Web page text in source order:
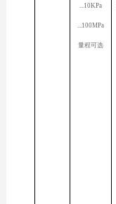
...10KPa
...100MPa
量程可选